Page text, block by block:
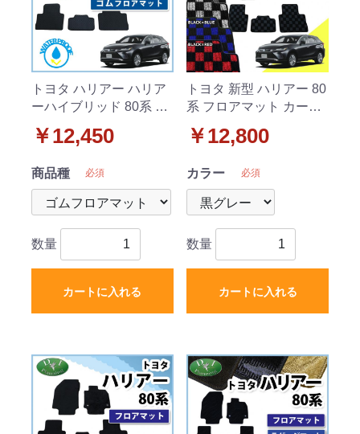
トヨタ ハリアー ハリア
ーハイブリッド 80系 ゴ
マット 社外新品
￥12,450
商品種 必須
数量
カートに入れる
トヨタ 新型 ハリアー 80
系 フロアマット カーマ
ズ 社外新品
￥12,800
カラー 必須
数量
カートに入れる